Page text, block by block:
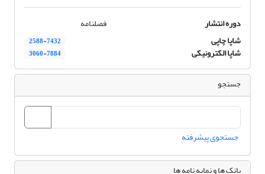
دوره انتشار
فصلنامه
شاپا چاپی
2588-7432
شاپا الکترونیکی 3060-7884
جستجو
جستجوی پیشرفته
بانک ها و نمایه نامه ها